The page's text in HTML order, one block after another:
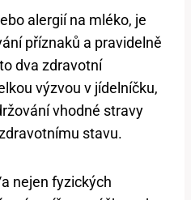
alergií na mléko, je
příznaků a pravidelně
dva zdravotní
výzvou v jídelníčku,
vhodné stravy
stavu.
nejen fyzických